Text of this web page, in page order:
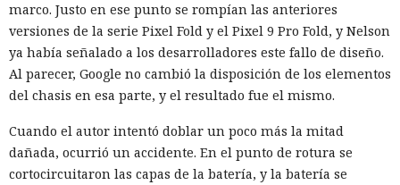
marco. Justo en ese punto se rompían las anteriores
versiones de la serie Pixel Fold y el Pixel 9 Pro Fold, y Nelson
ya había señalado a los desarrolladores este fallo de diseño.
Al parecer, Google no cambió la disposición de los elementos
del chasis en esa parte, y el resultado fue el mismo.
Cuando el autor intentó doblar un poco más la mitad
dañada, ocurrió un accidente. En el punto de rotura se
cortocircuitaron las capas de la batería, y la batería se